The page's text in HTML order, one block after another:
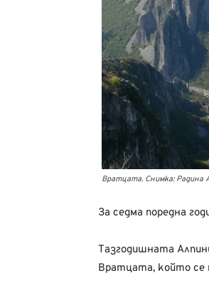
Вратцата. Снимка: Радина
За седма поредна
Тазгодишната
Вратцата, който се